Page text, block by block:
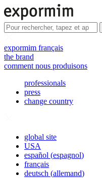
expormim français
the brand
comment nous produisons
professionals
press
change country
global site
USA
español (espagnol)
français
deutsch (allemand)